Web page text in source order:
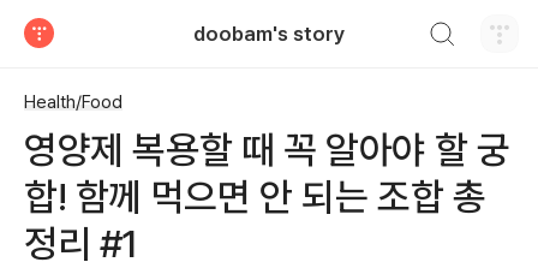
doobam's story
Health/Food
영양제 복용할 때 꼭 알아야 할 궁
합! 함께 먹으면 안 되는 조합 총
정리 #1